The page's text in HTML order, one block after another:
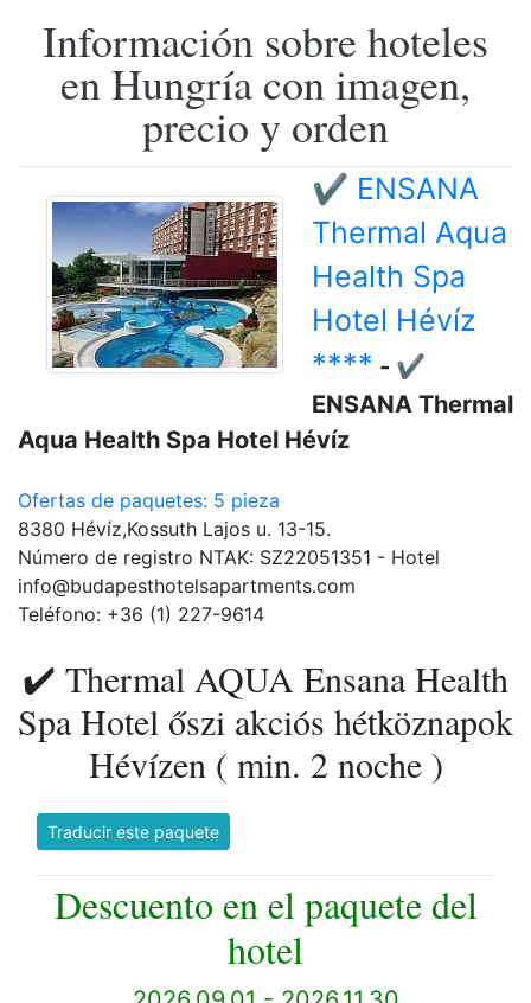
Información sobre hoteles
en Hungría con imagen,
precio y orden
✔️ ENSANA
Thermal Aqua
Health Spa
Hotel Hévíz
**** - ✔️
ENSANA Thermal
Aqua Health Spa Hotel Hévíz
Ofertas de paquetes: 5 pieza
8380 Hévíz,Kossuth Lajos u. 13-15.
Número de registro NTAK: SZ22051351 - Hotel
info@budapesthotelsapartments.com
Teléfono: +36 (1) 227-9614
✔️ Thermal AQUA Ensana Health
Spa Hotel őszi akciós hétköznapok
Hévízen ( min. 2 noche )
Traducir este paquete
Descuento en el paquete del
hotel